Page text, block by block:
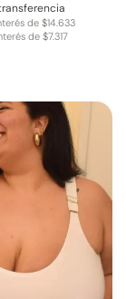
de$14.633
de$7.317